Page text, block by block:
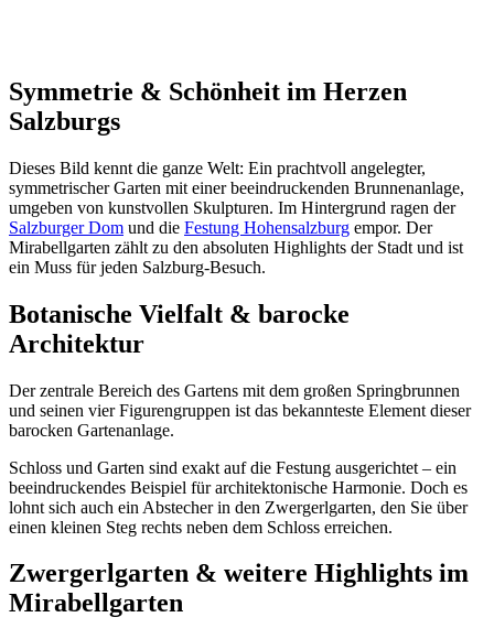
Symmetrie & Schönheit im Herzen
Salzburgs
Dieses Bild kennt die ganze Welt: Ein prachtvoll angelegter,
symmetrischer Garten mit einer beeindruckenden Brunnenanlage,
umgeben von kunstvollen Skulpturen. Im Hintergrund ragen der
Salzburger Dom und die Festung Hohensalzburg empor. Der
Mirabellgarten zählt zu den absoluten Highlights der Stadt und ist
ein Muss für jeden Salzburg-Besuch.
Botanische Vielfalt & barocke
Architektur
Der zentrale Bereich des Gartens mit dem großen Springbrunnen
und seinen vier Figurengruppen ist das bekannteste Element dieser
barocken Gartenanlage.
Schloss und Garten sind exakt auf die Festung ausgerichtet – ein
beeindruckendes Beispiel für architektonische Harmonie. Doch es
lohnt sich auch ein Abstecher in den Zwergerlgarten, den Sie über
einen kleinen Steg rechts neben dem Schloss erreichen.
Zwergerlgarten & weitere Highlights im
Mirabellgarten